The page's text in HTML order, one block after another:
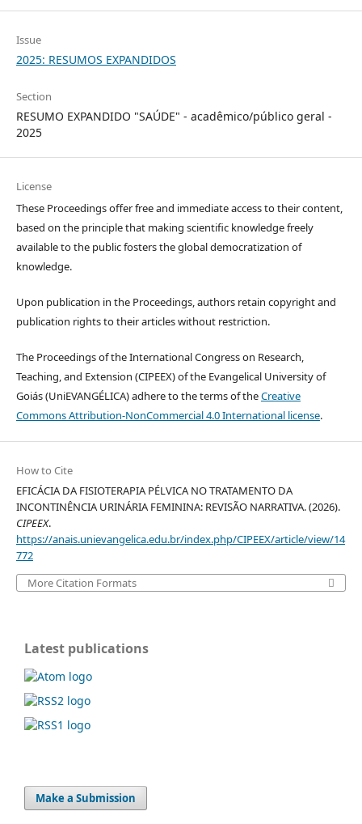
Issue
2025: RESUMOS EXPANDIDOS
Section
RESUMO EXPANDIDO "SAÚDE" - acadêmico/público geral -
2025
License
These Proceedings offer free and immediate access to their content,
based on the principle that making scientific knowledge freely
available to the public fosters the global democratization of
knowledge.
Upon publication in the Proceedings, authors retain copyright and
publication rights to their articles without restriction.
The Proceedings of the International Congress on Research,
Teaching, and Extension (CIPEEX) of the Evangelical University of
Goiás (UniEVANGÉLICA) adhere to the terms of theCreative
Commons Attribution-NonCommercial 4.0 International license.
How to Cite
EFICÁCIA DA FISIOTERAPIA PÉLVICA NO TRATAMENTO DA
INCONTINÊNCIA URINÁRIA FEMININA: REVISÃO NARRATIVA. (2026).
CIPEEX.
https://anais.unievangelica.edu.br/index.php/CIPEEX/article/view/14
772
More Citation Formats
Latest publications
Make a Submission